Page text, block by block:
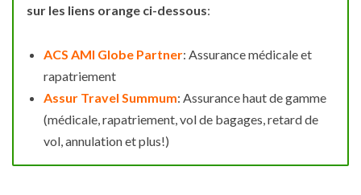
sur les liens orange ci-dessous:
ACS AMI Globe Partner: Assurance médicale et
rapatriement
Assur Travel Summum: Assurance haut de gamme
(médicale, rapatriement, vol de bagages, retard de
vol, annulation et plus!)